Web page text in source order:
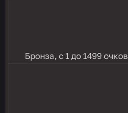
Бронза, с 1 до 1499 очков